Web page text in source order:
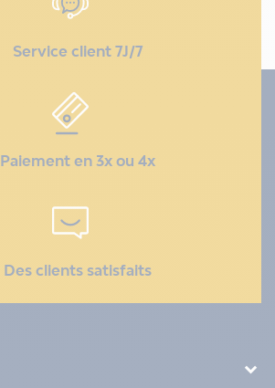
Service client 7J/7
Paiement en 3x ou 4x
Des clients satisfaits